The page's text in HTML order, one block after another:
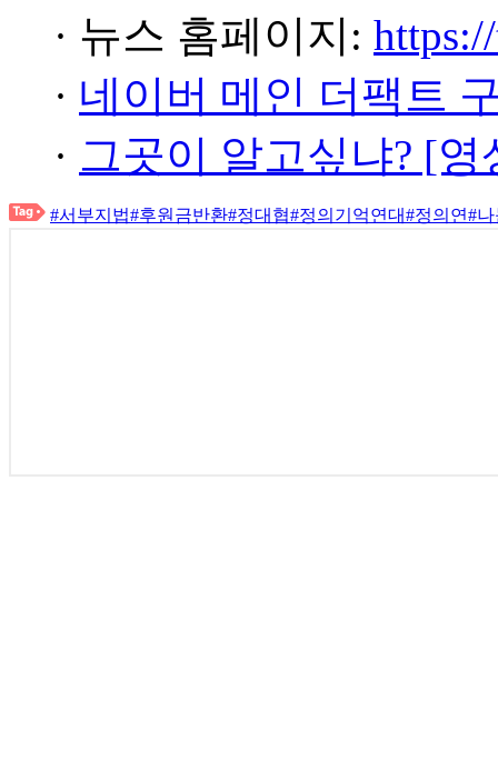
· 뉴스 홈페이지:
· 네이버 메인 더팩트
· 그곳이 알고싶냐? [
#서부지법#후원금반환#정대협#정의기억연대#정의연#